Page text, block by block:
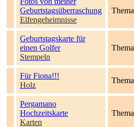
Geburtstagsüberraschung
Elfengeheimnisse
Thema
Geburtstagskarte für
einen Golfer
Stempeln
Thema
Für Fiona!!!
Holz
Thema
Pergamano
Hochzeitskarte
Karten
Thema